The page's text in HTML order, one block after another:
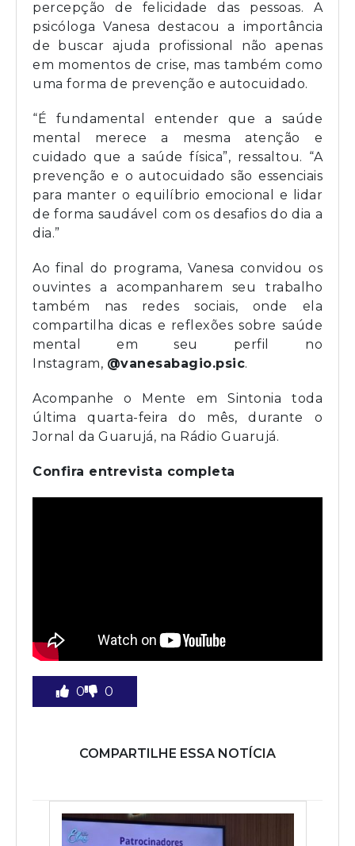
percepção de felicidade das pessoas. A
psicóloga Vanesa destacou a importância
de buscar ajuda profissional não apenas
em momentos de crise, mas também como
uma forma de prevenção e autocuidado.
“É fundamental entender que a saúde
mental merece a mesma atenção e
cuidado que a saúde física”, ressaltou. “A
prevenção e o autocuidado são essenciais
para manter o equilíbrio emocional e lidar
de forma saudável com os desafios do dia a
dia.”
Ao final do programa, Vanesa convidou os
ouvintes a acompanharem seu trabalho
também nas redes sociais, onde ela
compartilha dicas e reflexões sobre saúde
mental em seu perfil no
Instagram, @vanesabagio.psic.
Acompanhe o Mente em Sintonia toda
última quarta-feira do mês, durante o
Jornal da Guarujá, na Rádio Guarujá.
Confira entrevista completa
0 0
COMPARTILHE ESSA NOTÍCIA